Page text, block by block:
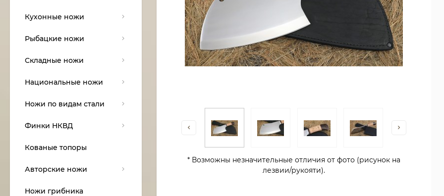
* Возможны незначительные отличия от фото (рисунок на
лезвии/рукояти).
Кухонные ножи
Рыбацкие ножи
Складные ножи
Национальные ножи
Ножи по видам стали
Финки НКВД
Кованые топоры
Авторские ножи
Ножи грибника